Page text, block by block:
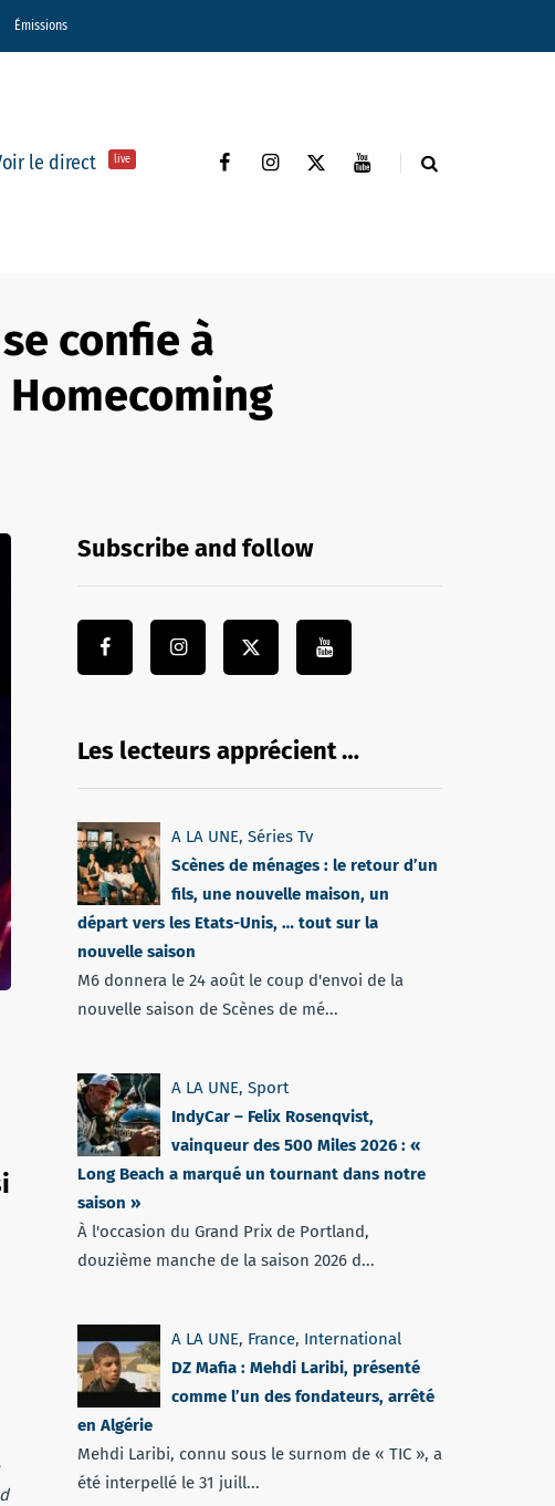
Émissions
le direct live
confie à
Homecoming
Subscribe and follow
Les lecteurs apprécient …
A LA UNE, Séries Tv
Scènes de ménages : le retour d’un
fils, une nouvelle maison, un
départ vers les Etats-Unis, … tout sur la
nouvelle saison
M6 donnera le 24 août le coup d'envoi de la
nouvelle saison de Scènes de mé...
A LA UNE, Sport
IndyCar – Felix Rosenqvist,
vainqueur des 500 Miles 2026 : «
Long Beach a marqué un tournant dans notre
saison »
À l'occasion du Grand Prix de Portland,
douzième manche de la saison 2026 d...
A LA UNE, France, International
DZ Mafia : Mehdi Laribi, présenté
comme l’un des fondateurs, arrêté
en Algérie
Mehdi Laribi, connu sous le surnom de « TIC », a
été interpellé le 31 juill...